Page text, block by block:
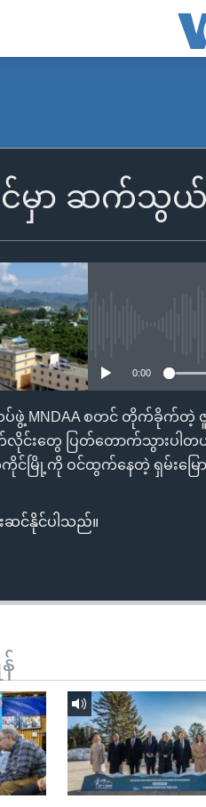
ာ ဆက်သွယ်ရ
0:00
ဖွဲ့ MNDAA စတင် တိုက်ခိုက်တဲ့
လိုင်းတွေ ပြတ်တောက်သွားပ
ာက်ကိုင်မြို့ကို ဝင်ထွက်နေတဲ့ ရှမ်းမ
ဆင်နိုင်ပါသည်။